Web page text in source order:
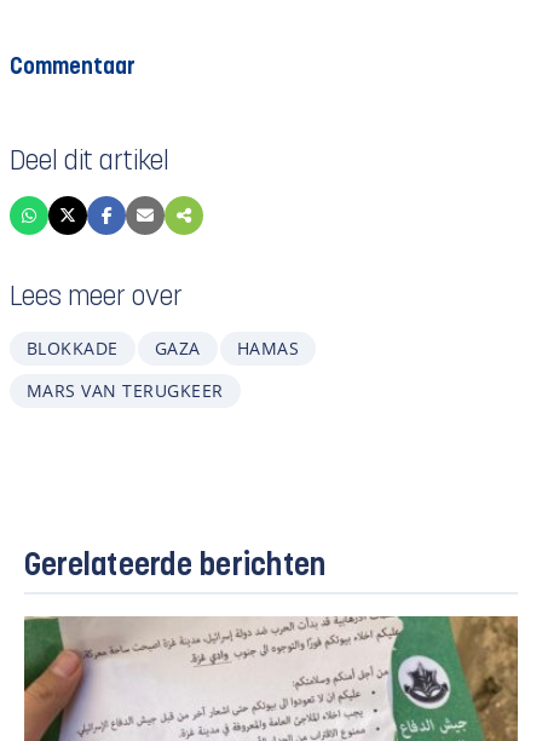
Commentaar
Deel dit artikel
Lees meer over
BLOKKADE GAZA
HAMAS
MARS VAN TERUGKEER
Gerelateerde berichten